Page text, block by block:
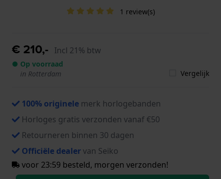
1 review(s)
€ 210,- Incl 21% btw
● Op voorraad
in Rotterdam
Vergelijk
100% originele merk horlogebanden
Horloges gratis verzonden vanaf €50
Retourneren binnen 30 dagen
Officiële dealervan Seiko
voor 23:59 besteld, morgen verzonden!